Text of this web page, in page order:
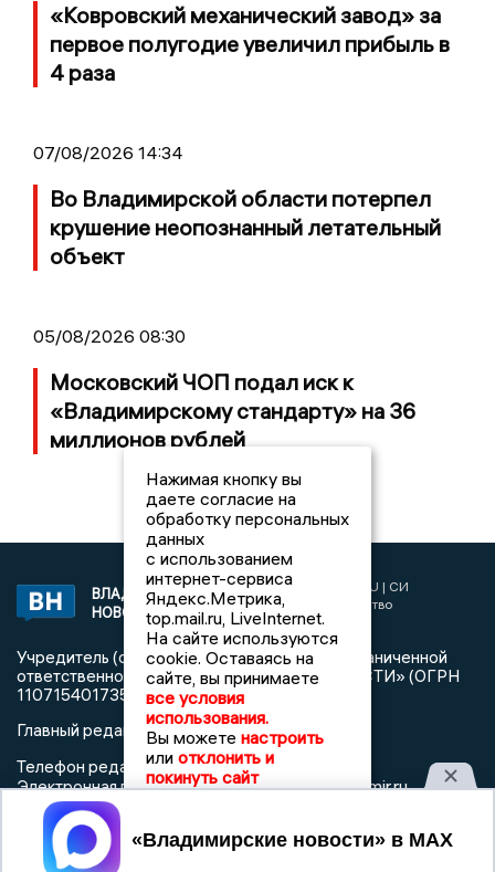
«Ковровский механический завод» за
первое полугодие увеличил прибыль в
4 раза
07/08/2026 14:34
Во Владимирской области потерпел
крушение неопознанный летательный
объект
05/08/2026 08:30
Московский ЧОП подал иск к
«Владимирскому стандарту» на 36
миллионов рублей
ВЛАДИМИРСКИЕ
НОВОСТИ
2017 © NEWSVLADIMIR.RU | СИ
«Информационное агентство
Владимирские новости»
Учредитель (соучредители): Общество с ограниченной
ответственностью «РЕГИОНАЛЬНЫЕ НОВОСТИ» (ОГРН
1107154017354)
Главный редактор: Мазов С. А.
Телефон редакции:8 (4922) 666916
Электронная почта редакции:info@newsvladimir.ru,
reklama@newsvladimir.ru
Регистрационный номер: серия Эл № ФС77-78858 от 4
Нажимая кнопку вы
даете согласие на
обработку персональных
данных
с использованием
интернет-сервиса
Яндекс.Метрика,
top.mail.ru, LiveInternet.
На сайте используются
cookie. Оставаясь на
сайте, вы принимаете
все условия
использования.
Вы можете настроить
или отклонить и
покинуть сайт
Принять